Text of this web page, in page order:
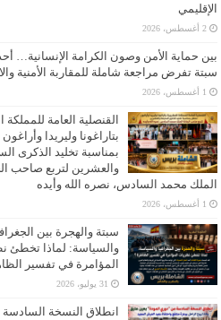
الإقليمي
2 أغسطس، 2026
بين حماية الأمن وصون الكرامة الإنسانية…
سبتة تفرض مراجعة شاملة للمقاربة الأمنية
1 أغسطس، 2026
القنصلية العامة للمملكة
بتاراغونا وليريدا
بمناسبة تخليد الذكرى
والعشرين لتربع صاحب
الملك محمد السادس، نصره الله وأيده
1 أغسطس، 2026
سبتة والهجرة بين
والسياسة: لماذا تخطئ
المؤامرة في تفسير
31 يوليو، 2026
انطلاق النسخة